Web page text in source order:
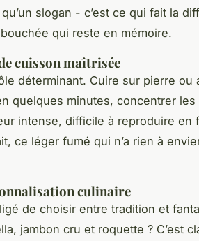
qu’un slogan - c’est ce qui fait la
qui reste en mémoire.
cuisson maîtrisée
déterminant. Cuire sur pierre ou
quelques minutes, concentrer
intense, difficile à reproduire en
ce léger fumé qui n’a rien à
culinaire
de choisir entre tradition et
jambon cru et roquette ? C’est